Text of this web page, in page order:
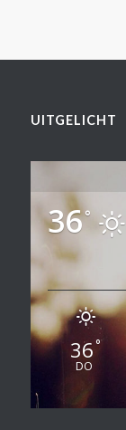
UITGELICHT
36°
36°
DO